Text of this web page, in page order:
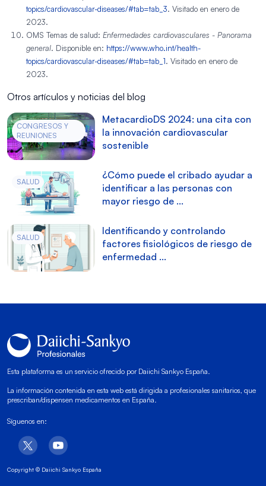
topics/cardiovascular-diseases/#tab=tab_3. Visitado en enero de
2023.
OMS Temas de salud: Enfermedades cardiovasculares - Panorama
general. Disponible en: https://www.who.int/health-
topics/cardiovascular-diseases/#tab=tab_1. Visitado en enero de
2023.
Otros artículos y noticias del blog
CONGRESOS Y
REUNIONES
MetacardioDS 2024: una cita con
la innovación cardiovascular
sostenible
SALUD
¿Cómo puede el cribado ayudar a
identificar a las personas con
mayor riesgo de ...
SALUD
Identificando y controlando
factores fisiológicos de riesgo de
enfermedad ...
Esta plataforma es un servicio ofrecido por Daiichi Sankyo España.
La información contenida en esta web está dirigida a profesionales sanitarios, que
prescriban/dispensen medicamentos en España.
Síguenos en:
Copyright © Daiichi Sankyo España